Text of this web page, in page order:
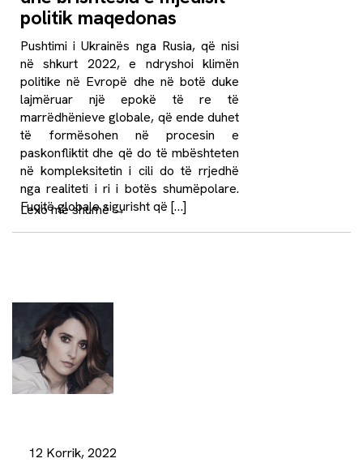
politik maqedonas
Pushtimi i Ukrainës nga Rusia, që nisi
në shkurt 2022, e ndryshoi klimën
politike në Evropë dhe në botë duke
lajmëruar një epokë të re të
marrëdhënieve globale, që ende duhet
të formësohen në procesin e
paskonfliktit dhe që do të mbështeten
në kompleksitetin i cili do të rrjedhë
nga realiteti i ri i botës shumëpolare.
Fuqitë globale sigurisht që […]
Lexo më shumë→
12 Korrik, 2022